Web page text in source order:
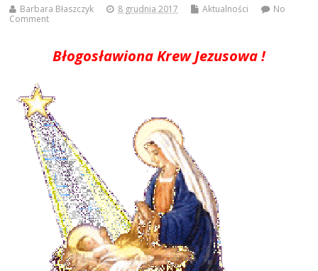
Barbara Błaszczyk 8 grudnia 2017 Aktualności
No
Comment
Błogosławiona Krew Jezusowa !